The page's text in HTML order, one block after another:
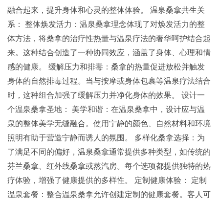
融合起来，提升身体和心灵的整体体验。 温泉桑拿共生关
系： 整体焕发活力：温泉桑拿理念体现了对焕发活力的整
体方法，将桑拿的治疗性热量与温泉疗法的奢华呵护结合起
来。这种结合创造了一种协同效应，涵盖了身体、心理和情
感的健康。 缓解压力和排毒：桑拿的热量促进放松并触发
身体的自然排毒过程。当与按摩或身体包裹等温泉疗法结合
时，这种组合加强了缓解压力并净化身体的效果。 设计一
个温泉桑拿圣地： 美学和谐：在温泉桑拿中，设计应与温
泉的整体美学无缝融合。使用宁静的颜色、自然材料和环境
照明有助于营造宁静而诱人的氛围。 多样化桑拿选择：为
了满足不同的偏好，温泉桑拿通常提供多种类型，如传统的
芬兰桑拿、红外线桑拿或蒸汽房。每个选项都提供独特的热
疗体验，增强了健康提供的多样性。 定制健康体验： 定制
温泉套餐：整合温泉桑拿允许创建定制的健康套餐。客人可